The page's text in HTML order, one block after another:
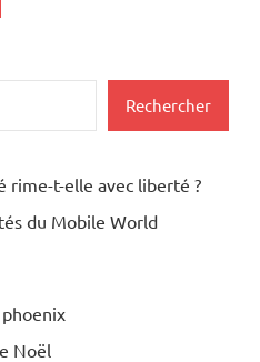
Rechercher
rime-t-elle avec liberté ?
du Mobile World
Noël